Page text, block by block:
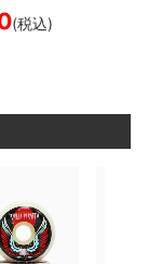
(税込)